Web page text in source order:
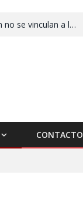
Más de la mitad de líneas móviles en México aún no se vinculan a la CURP
CONTACTO